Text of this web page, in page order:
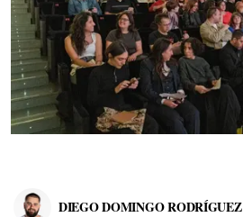
DIEGO DOMINGO RODRÍGUEZ